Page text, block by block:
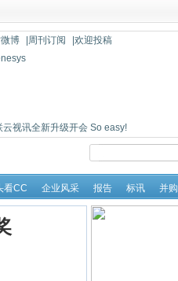
微博 |周刊订阅 |欢迎投稿
云视讯全新升级开会 So easy!
看CC 企业风采 报告 标讯 并购